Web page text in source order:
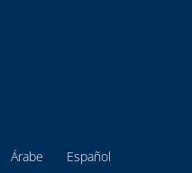
Árabe
Español